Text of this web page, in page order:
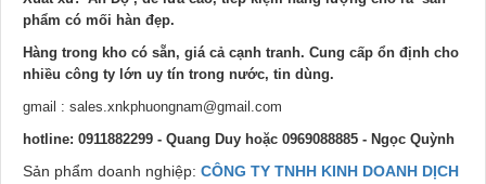
phẩm có mối hàn đẹp.
Hàng trong kho có sẵn, giá cả cạnh tranh. Cung cấp ổn định cho
nhiều công ty lớn uy tín trong nước, tin dùng.
gmail : sales.xnkphuongnam@gmail.com
hotline: 0911882299 - Quang Duy hoặc 0969088885 - Ngọc Quỳnh
Sản phẩm doanh nghiệp: CÔNG TY TNHH KINH DOANH DỊCH